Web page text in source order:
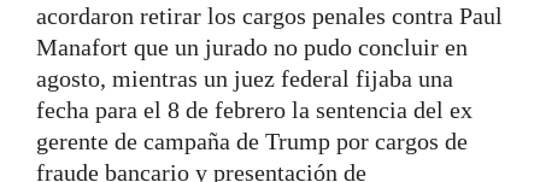
acordaron retirar los cargos penales contra Paul
Manafort que un jurado no pudo concluir en
agosto, mientras un juez federal fijaba una
fecha para el 8 de febrero la sentencia del ex
gerente de campaña de Trump por cargos de
fraude bancario y presentación de